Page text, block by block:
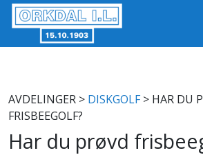
AVDELINGER > DISKGOLF> HAR DU
FRISBEEGOLF?
Har du prøvd